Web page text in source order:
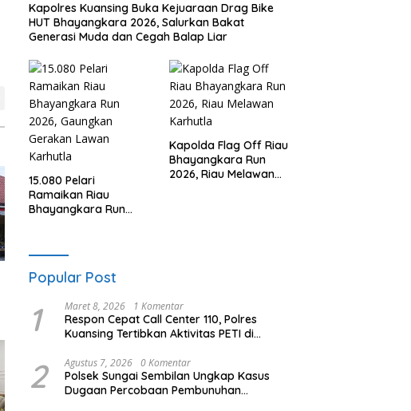
Kapolres Kuansing Buka Kejuaraan Drag Bike
HUT Bhayangkara 2026, Salurkan Bakat
Generasi Muda dan Cegah Balap Liar
15.080 Pelari
Ramaikan Riau
Bhayangkara Run
Karhutla
Kapolda Flag Off Riau
Bhayangkara Run
2026, Riau Melawan
Popular Post
1 Maret 8, 2026 1 Komentar
Respon Cepat Call Center 110, Polres
Kuansing Tertibkan Aktivitas PETI di
2 Agustus 7, 2026 0 Komentar
Polsek Sungai Sembilan Ungkap Kasus
Dugaan Percobaan Pembunuhan